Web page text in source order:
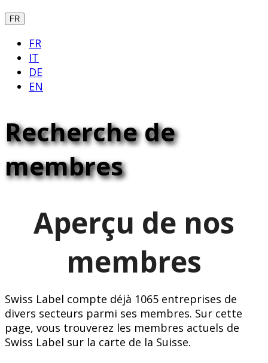
FR
FR
IT
DE
EN
Recherche de
membres
Aperçu de nos
membres
Swiss Label compte déjà 1065 entreprises de
divers secteurs parmi ses membres. Sur cette
page, vous trouverez les membres actuels de
Swiss Label sur la carte de la Suisse.